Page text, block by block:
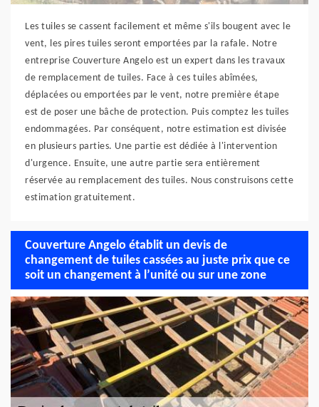
Les tuiles se cassent facilement et même s'ils bougent avec le
vent, les pires tuiles seront emportées par la rafale. Notre
entreprise Couverture Angelo est un expert dans les travaux
de remplacement de tuiles. Face à ces tuiles abîmées,
déplacées ou emportées par le vent, notre première étape
est de poser une bâche de protection. Puis comptez les tuiles
endommagées. Par conséquent, notre estimation est divisée
en plusieurs parties. Une partie est dédiée à l'intervention
d'urgence. Ensuite, une autre partie sera entièrement
réservée au remplacement des tuiles. Nous construisons cette
estimation gratuitement.
Couverture Angelo établit un devis de
changement de tuiles cassées au juste prix que ce
soit un changement à l’unité ou sur une zone